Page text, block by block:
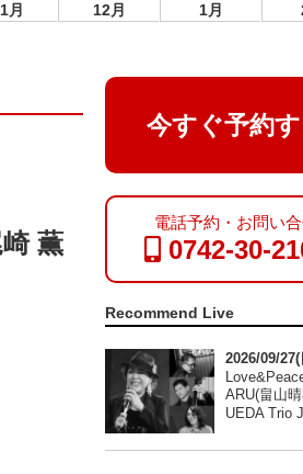
月
12月
1月
薫
今すぐ予約
電話予約・お問い
0742-30-
Recommend Live
2026/09/27(
ARU(畠山
UEDA Trio